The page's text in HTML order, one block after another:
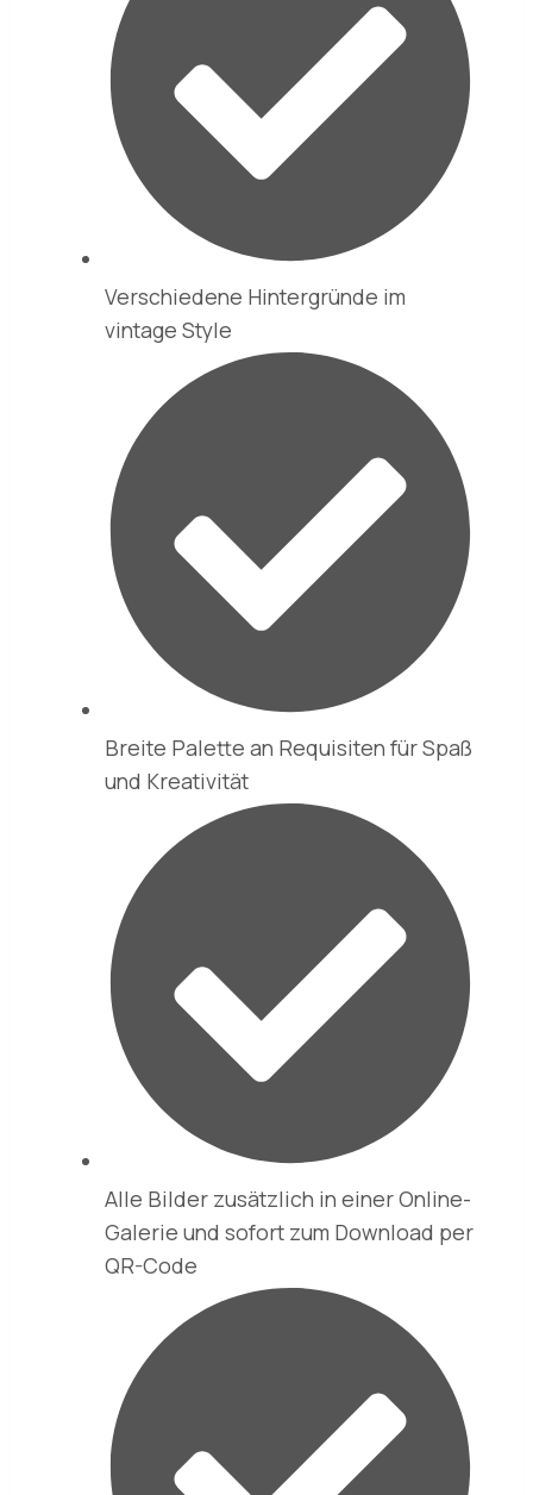
Verschiedene Hintergründe im
vintage Style
Breite Palette an Requisiten für Spaß
und Kreativität
Alle Bilder zusätzlich in einer Online-
Galerie und sofort zum Download per
QR-Code